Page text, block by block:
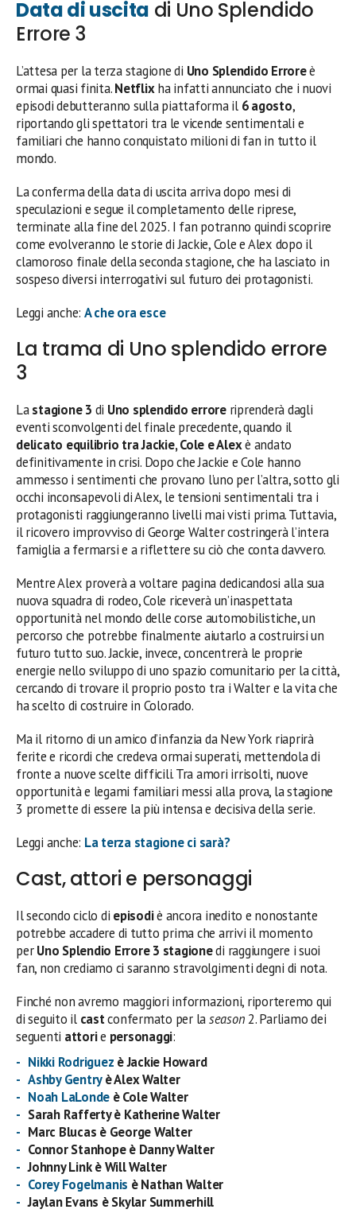
Data di uscita di Uno Splendido
Errore 3
L’attesa per la terza stagione di Uno Splendido Erroreè
ormai quasi finita.Netflixha infatti annunciato che i nuovi
episodi debutteranno sulla piattaforma il 6 agosto,
riportando gli spettatori tra le vicende sentimentali e
familiari che hanno conquistato milioni di fan in tutto il
mondo.
La conferma della data di uscita arriva dopo mesi di
speculazioni e segue il completamento delle riprese,
terminate alla fine del 2025. I fan potranno quindi scoprire
come evolveranno le storie di Jackie, Cole e Alex dopo il
clamoroso finale della seconda stagione, che ha lasciato in
sospeso diversi interrogativi sul futuro dei protagonisti.
Leggi anche: A che ora esce
La trama di Uno splendido errore
3
Lastagione 3 di Uno splendido erroreriprenderà dagli
eventi sconvolgenti del finale precedente, quando il
delicato equilibrio tra Jackie, Cole e Alexè andato
definitivamente in crisi. Dopo che Jackie e Cole hanno
ammesso i sentimenti che provano l’uno per l’altra, sotto gli
occhi inconsapevoli di Alex, le tensioni sentimentali tra i
protagonisti raggiungeranno livelli mai visti prima. Tuttavia,
il ricovero improvviso di George Walter costringerà l’intera
famiglia a fermarsi e a riflettere su ciò che conta davvero.
Mentre Alex proverà a voltare pagina dedicandosi alla sua
nuova squadra di rodeo, Cole riceverà un’inaspettata
opportunità nel mondo delle corse automobilistiche, un
percorso che potrebbe finalmente aiutarlo a costruirsi un
futuro tutto suo. Jackie, invece, concentrerà le proprie
energie nello sviluppo di uno spazio comunitario per la città,
cercando di trovare il proprio posto tra i Walter e la vita che
ha scelto di costruire in Colorado.
Ma il ritorno di un amico d’infanzia da New York riaprirà
ferite e ricordi che credeva ormai superati, mettendola di
fronte a nuove scelte difficili. Tra amori irrisolti, nuove
opportunità e legami familiari messi alla prova, la stagione
3 promette di essere la più intensa e decisiva della serie.
Leggi anche: La terza stagione ci sarà?
Cast, attori e personaggi
Il secondo ciclo di episodiè ancora inedito e nonostante
potrebbe accadere di tutto prima che arrivi il momento
perUno Splendio Errore 3 stagionedi raggiungere i suoi
fan, non crediamo ci saranno stravolgimenti degni di nota.
Finché non avremo maggiori informazioni, riporteremo qui
di seguito il castconfermato per laseason2. Parliamo dei
seguenti attorie personaggi:
Nikki Rodriguez è Jackie Howard
Ashby Gentryè Alex Walter
Noah LaLonde è Cole Walter
Sarah Rafferty è Katherine Walter
Marc Blucas è George Walter
Connor Stanhope è Danny Walter
Johnny Link è Will Walter
Corey Fogelmanis è Nathan Walter
Jaylan Evans è Skylar Summerhill